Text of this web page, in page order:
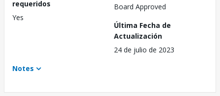
requeridos
Yes
Board Approved
Última Fecha de
Actualización
24 de julio de 2023
Notes